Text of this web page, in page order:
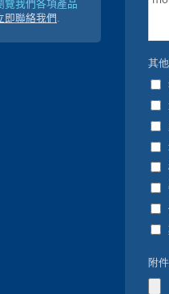
覽我們各項產品
即聯絡我們 .